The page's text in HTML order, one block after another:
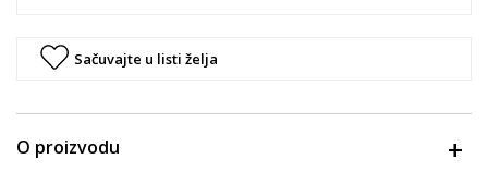
Sačuvajte u listi želja
O proizvodu